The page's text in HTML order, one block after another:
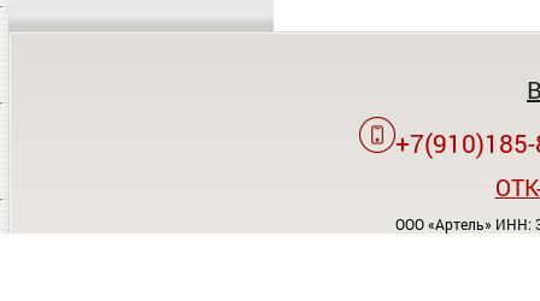
ООО «Артель» ИНН: